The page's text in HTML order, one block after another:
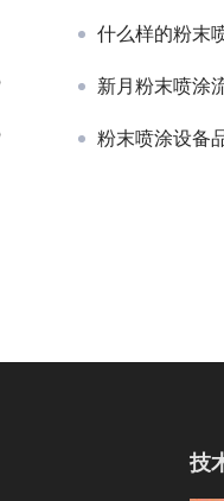
什么样的粉末
新月粉末喷涂
粉末喷涂设备
技